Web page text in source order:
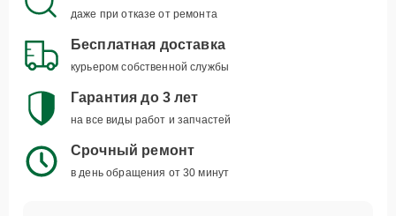
даже при отказе от ремонта
Бесплатная доставка
курьером собственной службы
Гарантия до 3 лет
на все виды работ и запчастей
Срочный ремонт
в день обращения от 30 минут